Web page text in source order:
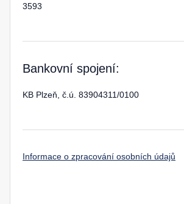
3593
Bankovní spojení:
KB Plzeň, č.ú. 83904311/0100
Informace o zpracování osobních údajů